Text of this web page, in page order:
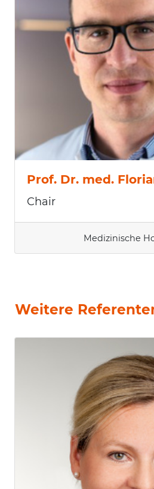
Prof. Dr. med.
Chair
Medizinische
Weitere